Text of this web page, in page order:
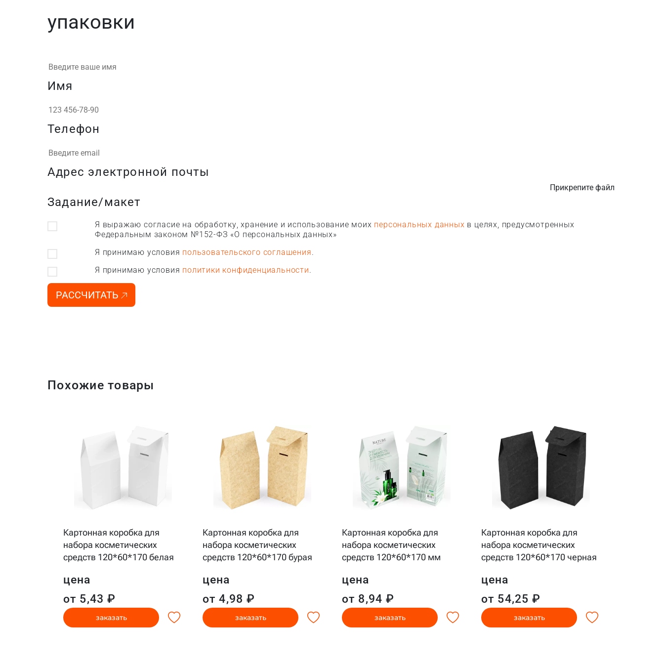
упаковки
Имя
Телефон
Адрес электронной почты
Задание/макет
Прикрепите файл
Я выражаю согласие на обработку, хранение и использование моих персональных данных в целях, предусмотренных
Федеральным законом №152-ФЗ «О персональных данных»
Я принимаю условия пользовательского соглашения.
Я принимаю условия политики конфиденциальности.
РАССЧИТАТЬ
Похожие товары
Картонная коробка для
набора косметических
средств 120*60*170 белая
цена
от 5,43 ₽
заказать
Картонная коробка для
набора косметических
средств 120*60*170 бурая
цена
от 4,98 ₽
заказать
Картонная коробка для
набора косметических
средств 120*60*170 мм
цена
от 8,94 ₽
заказать
Картонная коробка для
набора косметических
средств 120*60*170 черная
цена
от 54,25 ₽
заказать